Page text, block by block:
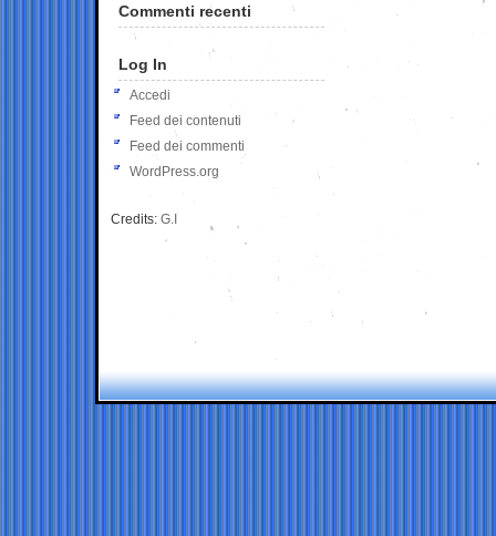
Commenti recenti
Log In
Accedi
Feed dei contenuti
Feed dei commenti
WordPress.org
Credits: G.I